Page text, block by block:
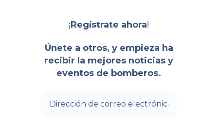
¡Regístrate ahora!
Únete a otros, y empieza ha
recibir la mejores noticias y
eventos de bomberos.